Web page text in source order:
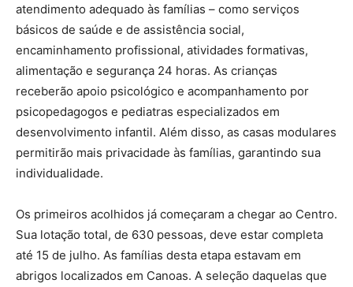
atendimento adequado às famílias – como serviços
básicos de saúde e de assistência social,
encaminhamento profissional, atividades formativas,
alimentação e segurança 24 horas. As crianças
receberão apoio psicológico e acompanhamento por
psicopedagogos e pediatras especializados em
desenvolvimento infantil. Além disso, as casas modulares
permitirão mais privacidade às famílias, garantindo sua
individualidade.
Os primeiros acolhidos já começaram a chegar ao Centro.
Sua lotação total, de 630 pessoas, deve estar completa
até 15 de julho. As famílias desta etapa estavam em
abrigos localizados em Canoas. A seleção daquelas que